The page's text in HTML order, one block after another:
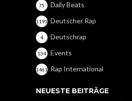
Daily Beats
75
Deutscher Rap
1193
Deutschrap
4
Events
134
Rap International
1461
NEUESTE BEITRÄGE